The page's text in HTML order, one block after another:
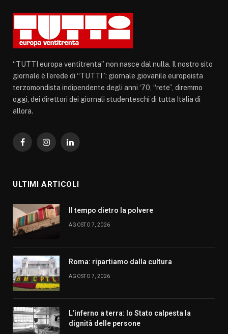
“TUTTI europa ventitrenta” non nasce dal nulla. Il nostro sito
giornale è l’erede di “TUTTI”: giornale giovanile europeista
terzomondista indipendente degli anni ‘70, “rete”, diremmo
oggi, dei direttori dei giornali studenteschi di tutta Italia di
allora.
FacebookInstagramLinkedIn
ULTIMI ARTICOLI
Il tempo dietro la polvere
AGOSTO 7, 2026
Roma: ripartiamo dalla cultura
AGOSTO 7, 2026
L’inferno a terra: lo Stato calpesta la
dignità delle persone